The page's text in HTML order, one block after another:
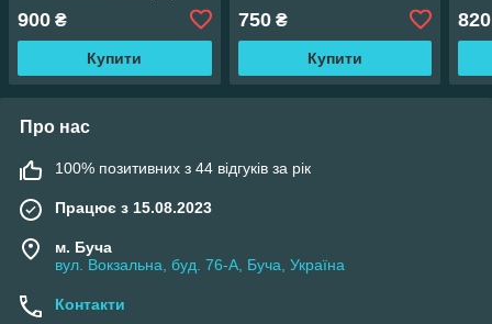
900 ₴
Купити
750₴
Купити
820
Про нас
100% позитивних з 44 відгуків за рік
Працює з 15.08.2023
м. Буча
вул. Вокзальна, буд. 76-А, Буча, Україна
Контакти